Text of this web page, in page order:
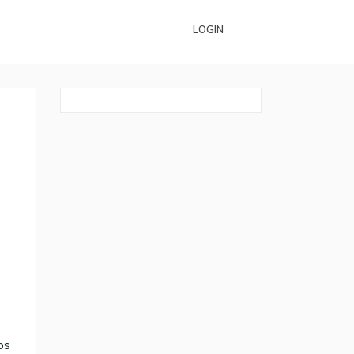
LOGIN